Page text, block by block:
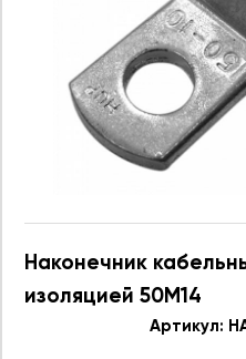
Наконечник
изоляцией 50M14
Артикул: